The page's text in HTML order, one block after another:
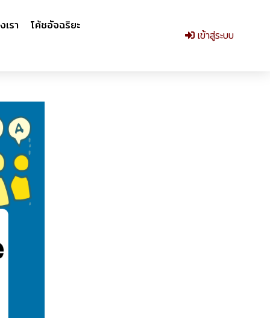
เรา
โค้ชอัจฉริยะ
เข้าสู่ระบบ